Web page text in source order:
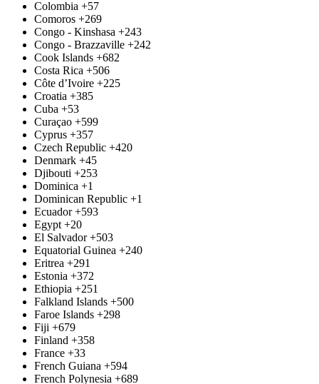
Colombia +57
Comoros +269
Congo - Kinshasa +243
Congo - Brazzaville +242
Cook Islands +682
Costa Rica +506
Côte d’Ivoire +225
Croatia +385
Cuba +53
Curaçao +599
Cyprus +357
Czech Republic +420
Denmark +45
Djibouti +253
Dominica +1
Dominican Republic +1
Ecuador +593
Egypt +20
El Salvador +503
Equatorial Guinea +240
Eritrea +291
Estonia +372
Ethiopia +251
Falkland Islands +500
Faroe Islands +298
Fiji +679
Finland +358
France +33
French Guiana +594
French Polynesia +689